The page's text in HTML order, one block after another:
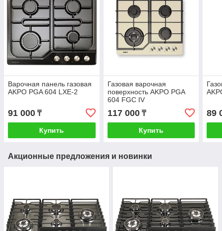
Варочная панель газовая
AKPO PGA 604 LXE-2
91 000 ₸
Купить
Газовая варочная
поверхность AKPO PGA
604 FGC IV
117 000₸
Купить
89
Акционные предложения и новинки